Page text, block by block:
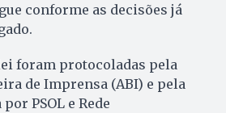
conforme as decisões já
foram protocoladas pela
de Imprensa (ABI) e pela
PSOL e Rede